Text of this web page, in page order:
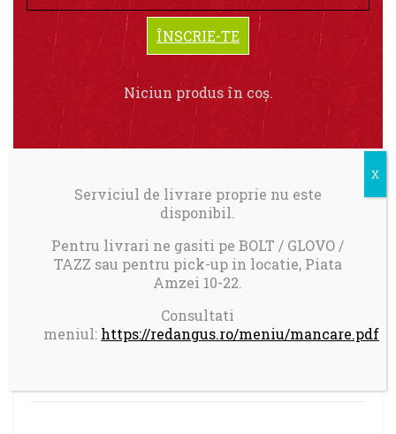
ÎNSCRIE-TE
Niciun produs în coș.
Livrare in Bucuresti.
Comanda minima: 100 ron
Taxa transport 17 ron pentru comenzi mai
mici de 150 ron
Program comenzi:
Serviciul de livrare proprie nu este
disponibil.
Pentru livrari ne gasiti pe BOLT / GLOVO /
TAZZ sau pentru pick-up in locatie, Piata
Amzei 10-22.
Consultati
meniul: https://redangus.ro/meniu/mancare.pdf